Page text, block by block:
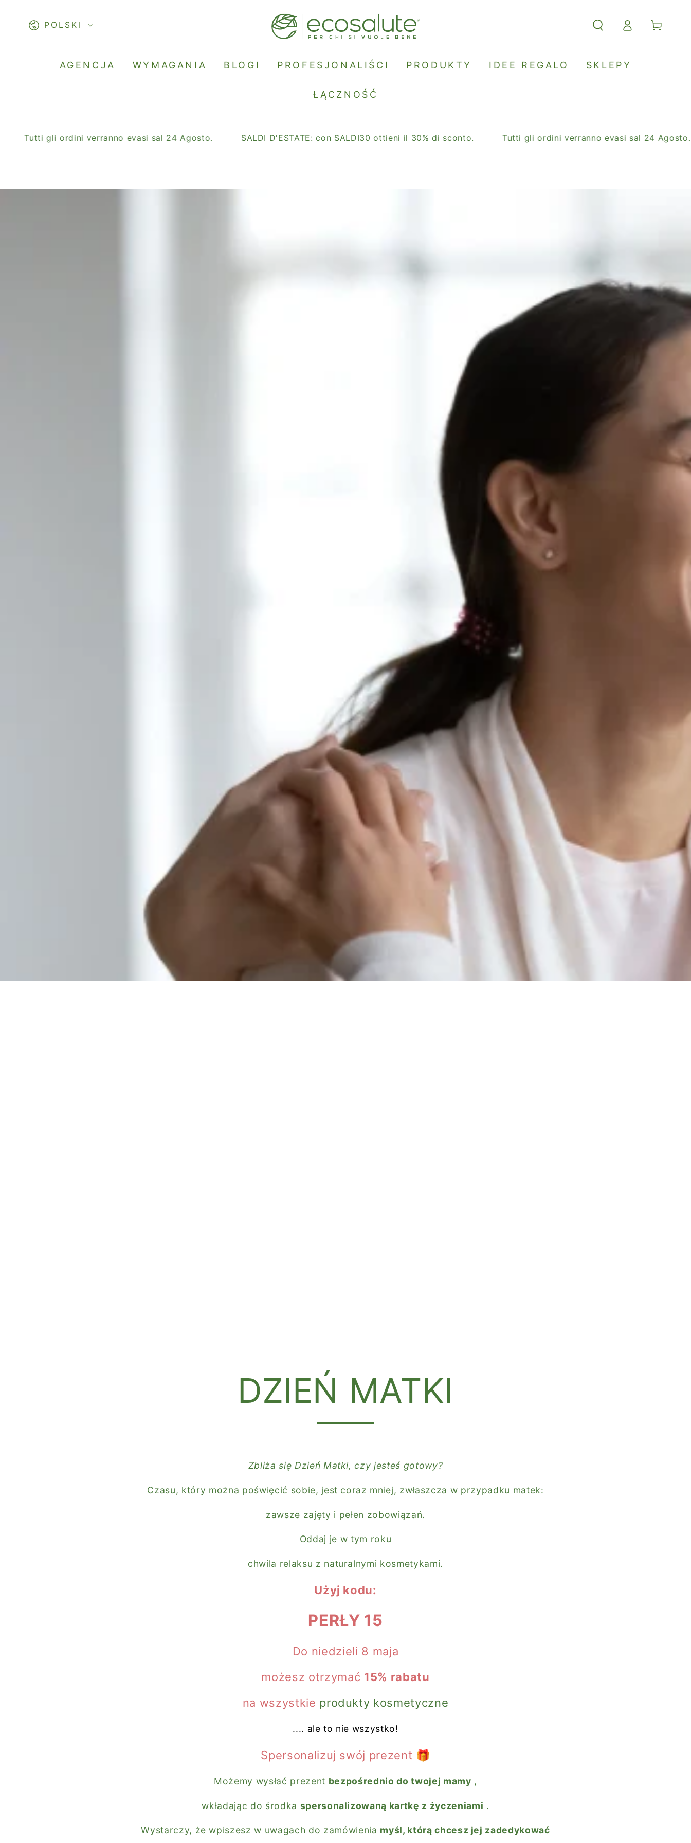
Lingua
POLSKI
AGENCJA WYMAGANIA BLOGI PROFESJONALIŚCI PRODUKTY IDEE REGALO SKLEPY
ŁĄCZNOŚĆ
Accesso Carello
Tutti gli ordini verranno evasi sal 24 Agosto. SALDI D'ESTATE: con SALDI30 ottieni il 30% di sconto. Tutti gli ordini verranno evasi sal 24 Agosto.
DZIEŃ MATKI
Zbliża się Dzień Matki, czy jesteś gotowy?
Czasu, który można poświęcić sobie, jest coraz mniej, zwłaszcza w przypadku matek:
zawsze zajęty i pełen zobowiązań.
Oddaj je w tym roku
chwila relaksu z naturalnymi kosmetykami.
Użyj kodu:
PERŁY 15
Do niedzieli 8 maja
możesz otrzymać 15% rabatu
na wszystkie produkty kosmetyczne
.... ale to nie wszystko!
Spersonalizuj swój prezent 🎁
Możemy wysłać prezent bezpośrednio do twojej mamy ,
wkładając do środka spersonalizowaną kartkę z życzeniami .
Wystarczy, że wpiszesz w uwagach do zamówienia myśl, którą chcesz jej zadedykować